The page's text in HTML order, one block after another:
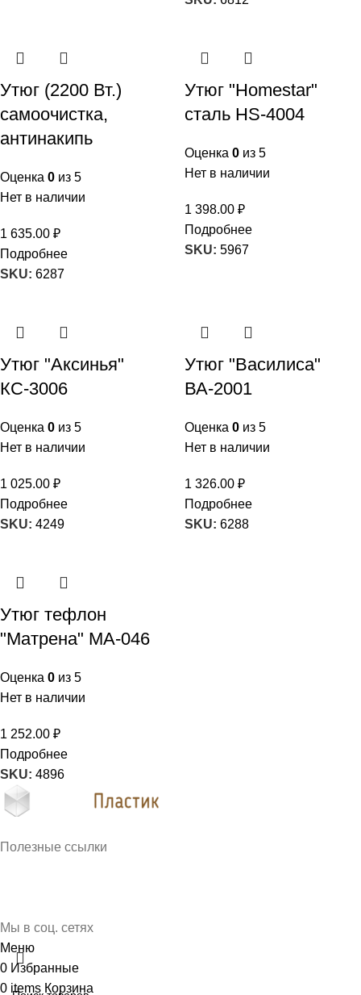
Утюг (2200 Вт.)
самоочистка,
антинакипь
Оценка 0 из 5
Нет в наличии
1 635.00 ₽
Подробнее
SKU: 6287
Утюг "Homestar"
сталь HS-4004
Оценка 0 из 5
Нет в наличии
1 398.00 ₽
Подробнее
SKU: 5967
Утюг "Аксинья"
КС-3006
Оценка 0 из 5
Нет в наличии
1 025.00 ₽
Подробнее
SKU: 4249
Утюг "Василиса"
ВА-2001
Оценка 0 из 5
Нет в наличии
1 326.00 ₽
Подробнее
SKU: 6288
Утюг тефлон
"Матрена" МА-046
Оценка 0 из 5
Нет в наличии
1 252.00 ₽
Подробнее
SKU: 4896
Полезные ссылки
Мы в соц. сетях
Меню
0 Избранные
0 items Корзина